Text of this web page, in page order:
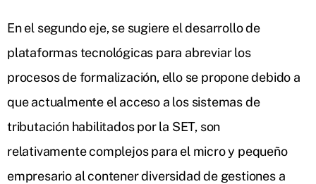
En el segundo eje, se sugiere el desarrollo de
plataformas tecnológicas para abreviar los
procesos de formalización, ello se propone debido a
que actualmente el acceso a los sistemas de
tributación habilitados por la SET, son
relativamente complejos para el micro y pequeño
empresario al contener diversidad de gestiones a